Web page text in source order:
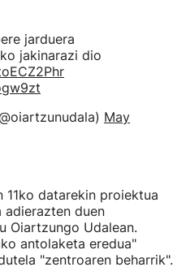
jarduera
jakinarazi dio
May
11ko datarekin proiektua
duen
Oiartzungo Udalean.
antolaketa eredua"
"zentroaren beharrik".